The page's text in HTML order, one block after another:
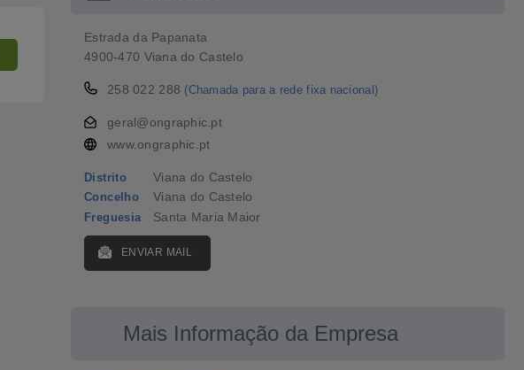
Estrada da Papanata
4900-470 Viana do Castelo
258 022 288 (Chamada para a rede fixa nacional)
geral@ongraphic.pt
www.ongraphic.pt
Distrito Viana do Castelo
Concelho Viana do Castelo
Freguesia Santa Maria Maior
ENVIAR MAIL
Mais Informação da Empresa